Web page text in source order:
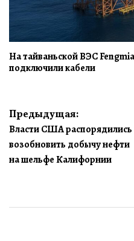
На тайваньской ВЭС
подключили кабели
Навигация
по
записям
Предыдущая:
Власти США распорядились
возобновить добычу нефти
на шельфе Калифорнии